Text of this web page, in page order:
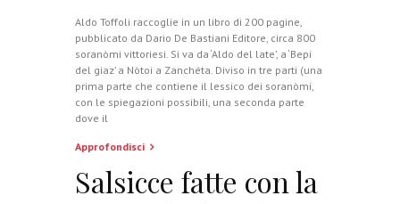
Aldo Toffoli raccoglie in un libro di 200 pagine,
pubblicato da Dario De Bastiani Editore, circa 800
soranòmi vittoriesi. Si va da ‘Aldo del late’, a ‘Bepi
del giaz’ a Nòtoi a Zanchéta. Diviso in tre parti (una
prima parte che contiene il lessico dei soranòmi,
con le spiegazioni possibili, una seconda parte
dove il
Approfondisci
Salsicce fatte con la